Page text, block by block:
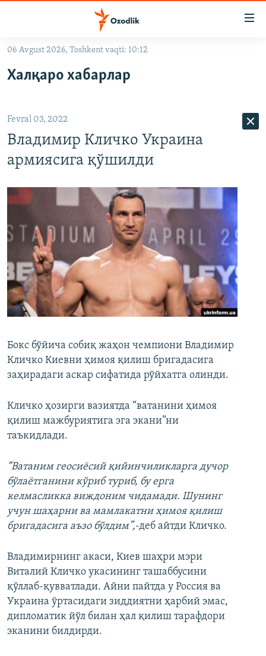
Асосий
навигацияга
Қидиришга
ўтинг
OZODVIDEO
На русском
ИЖТИМОИЙ ТАРМОҚЛАР
Озодлик бошқа тилларда
06 Avgust 2026, Toshkent vaqti: 10:12
Халқаро хабарлар
Fevral 03, 2022
Владимир Кличко Украина
армиясига қўшилди
Бокс бўйича собиқ жаҳон чемпиони Владимир
Кличко Киевни ҳимоя қилиш бригадасига
заҳирадаги аскар сифатида рўйхатга олинди.
Кличко ҳозирги вазиятда “ватанини ҳимоя
қилиш мажбуриятига эга экани”ни
таъкидлади.
“Ватаним геосиёсий қийинчиликларга дучор
бўлаётганини кўриб туриб, бу ерга
келмасликка виждоним чидамади. Шунинг
учун шаҳарни ва мамлакатни ҳимоя қилиш
бригадасига аъзо бўлдим”,-деб айтди Кличко.
Владимирнинг акаси, Киев шаҳри мэри
Виталий Кличко укасининг ташаббусини
қўллаб-қувватлади. Айни пайтда у Россия ва
Украина ўртасидаги зиддиятни ҳарбий эмас,
дипломатик йўл билан ҳал қилиш тарафдори
эканини билдирди.